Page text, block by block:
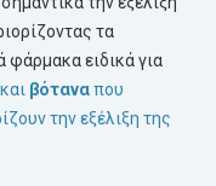
τα
ειδικά για
βόταναπου
την εξέλιξη της